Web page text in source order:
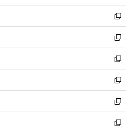
開
く
ウ
で
開
く
ン
ド
ウ
で
開
く
ウ
ィ
ン
ド
ウ
で
開
く
新
し
い
ウ
ィ
ン
ド
ウ
で
開
く
新
し
い
ウ
ィ
ン
ド
ウ
で
新
し
い
ウ
ィ
ン
ド
新
し
い
ウ
ィ
新
し
い